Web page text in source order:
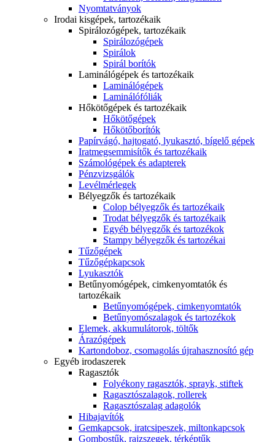
Nyomtatványok
Irodai kisgépek, tartozékaik
Spirálozógépek, tartozékaik
Spirálozógépek
Spirálok
Spirál borítók
Laminálógépek és tartozékaik
Laminálógépek
Laminálófóliák
Hőkötőgépek és tartozékaik
Hőkötőgépek
Hőkötőborítók
Papírvágó, hajtogató, lyukasztó, bígelő gépek
Iratmegsemmisítők és tartozékaik
Számológépek és adapterek
Pénzvizsgálók
Levélmérlegek
Bélyegzők és tartozékaik
Colop bélyegzők és tartozékaik
Trodat bélyegzők és tartozékaik
Egyéb bélyegzők és tartozékok
Stampy bélyegzők és tartozékai
Tűzőgépek
Tűzőgépkapcsok
Lyukasztók
Betűnyomógépek, cimkenyomtatók és
tartozékaik
Betűnyomógépek, cimkenyomtatók
Betűnyomószalagok és tartozékok
Elemek, akkumulátorok, töltők
Árazógépek
Kartondoboz, csomagolás újrahasznosító gép
Egyéb irodaszerek
Ragasztók
Folyékony ragasztók, sprayk, stiftek
Ragasztószalagok, rollerek
Ragasztószalag adagolók
Hibajavítók
Gemkapcsok, iratcsipeszek, miltonkapcsok
Gombostűk, rajzszegek, térképtűk